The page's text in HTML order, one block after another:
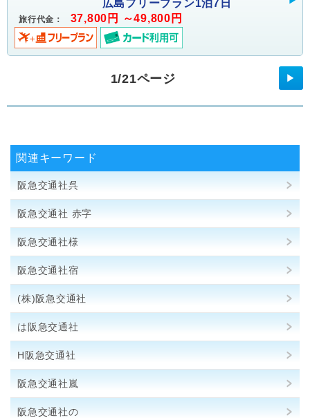
広島フリープラン1泊7日
旅行代金： 37,800円 ～49,800円
1/21ページ ▶
関連キーワード
阪急交通社呉
阪急交通社 赤字
阪急交通社様
阪急交通社宿
(株)阪急交通社
は阪急交通社
H阪急交通社
阪急交通社嵐
阪急交通社の